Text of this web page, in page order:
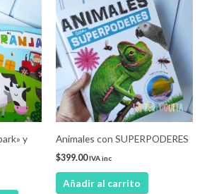
y
tiene
múltiples
variantes.
Las
opciones
se
la
Animales con SUPERPODERES
$399.00IVA inc
Añadir al carrito